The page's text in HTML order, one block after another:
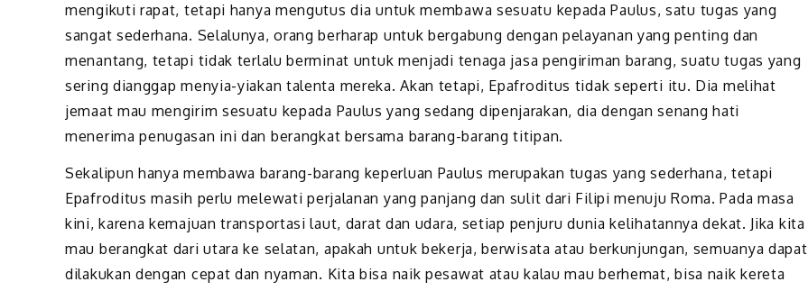
mengikuti rapat, tetapi hanya mengutus dia untuk membawa sesuatu kepada Paulus, satu tugas yang
sangat sederhana. Selalunya, orang berharap untuk bergabung dengan pelayanan yang penting dan
menantang, tetapi tidak terlalu berminat untuk menjadi tenaga jasa pengiriman barang, suatu tugas yang
sering dianggap menyia-yiakan talenta mereka. Akan tetapi, Epafroditus tidak seperti itu. Dia melihat
jemaat mau mengirim sesuatu kepada Paulus yang sedang dipenjarakan, dia dengan senang hati
menerima penugasan ini dan berangkat bersama barang-barang titipan.
Sekalipun hanya membawa barang-barang keperluan Paulus merupakan tugas yang sederhana, tetapi
Epafroditus masih perlu melewati perjalanan yang panjang dan sulit dari Filipi menuju Roma. Pada masa
kini, karena kemajuan transportasi laut, darat dan udara, setiap penjuru dunia kelihatannya dekat. Jika kita
mau berangkat dari utara ke selatan, apakah untuk bekerja, berwisata atau berkunjungan, semuanya dapat
dilakukan dengan cepat dan nyaman. Kita bisa naik pesawat atau kalau mau berhemat, bisa naik kereta